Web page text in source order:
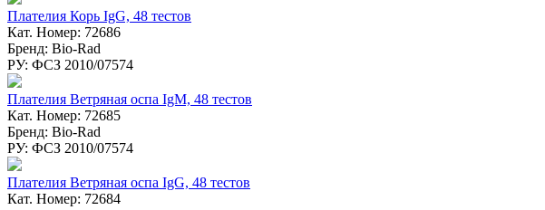
Плателия Корь IgG, 48 тестов
Кат. Номер: 72686
Бренд: Bio-Rad
РУ: ФСЗ 2010/07574
Плателия Ветряная оспа IgM, 48 тестов
Кат. Номер: 72685
Бренд: Bio-Rad
РУ: ФСЗ 2010/07574
Плателия Ветряная оспа IgG, 48 тестов
Кат. Номер: 72684